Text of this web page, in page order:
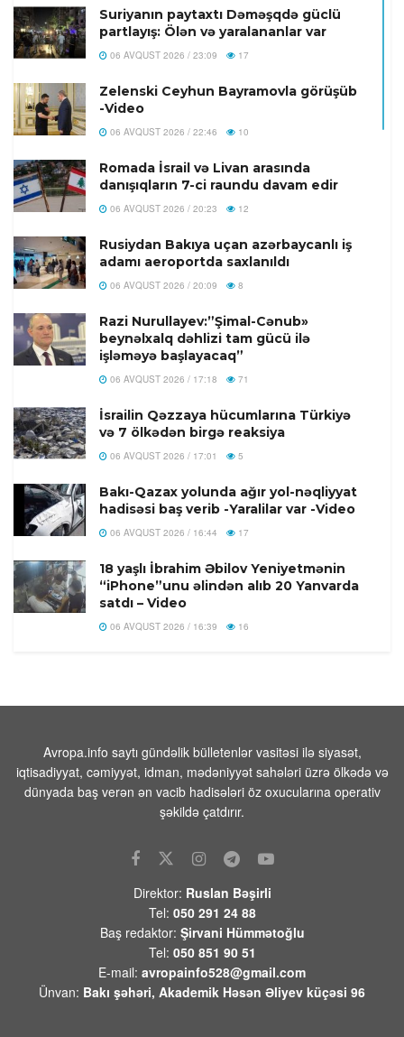
Suriyanın paytaxtı Dəməşqdə güclü
partlayış: Ölən və yaralananlar var
06 AVQUST 2026 / 23:09 17
Zelenski Ceyhun Bayramovla görüşüb
-Video
06 AVQUST 2026 / 22:46 10
Romada İsrail və Livan arasında
danışıqların 7-ci raundu davam edir
06 AVQUST 2026 / 20:23 12
Rusiydan Bakıya uçan azərbaycanlı iş
adamı aeroportda saxlanıldı
06 AVQUST 2026 / 20:09 8
Razi Nurullayev:”Şimal-Cənub»
beynəlxalq dəhlizi tam gücü ilə
işləməyə başlayacaq”
06 AVQUST 2026 / 17:18 71
İsrailin Qəzzaya hücumlarına Türkiyə
və 7 ölkədən birgə reaksiya
06 AVQUST 2026 / 17:01 5
Bakı-Qazax yolunda ağır yol-nəqliyyat
hadisəsi baş verib -Yaralilar var -Video
06 AVQUST 2026 / 16:44 17
18 yaşlı İbrahim Əbilov Yeniyetmənin
“iPhone”unu əlindən alıb 20 Yanvarda
satdı – Video
06 AVQUST 2026 / 16:39 16
Vüqar Dadaşov -Azərbaycan: Qaranlıq
keçmişdən aydınlıq tarixə” kitabına
münasibətim
06 AVQUST 2026 / 13:09 117
Elxan Şahinoğlu:”Kreml Ceyhun
Bayramovun Kiyevdəki görüşlərini də
diqqətlə izləyəcək”
06 AVQUST 2026 / 12:33 8
Behnam Səidi: “Hörmüz boğazı İrana
qarşı təhdidlər bitənə qədər bağlı
qalacaq”
06 AVQUST 2026 / 12:24
Avropa.info saytı gündəlik bülletenlər vasitəsi ilə siyasət,
iqtisadiyyat, cəmiyyət, idman, mədəniyyət sahələri üzrə ölkədə və
dünyada baş verən ən vacib hadisələri öz oxucularına operativ
şəkildə çatdırır.
Direktor: Ruslan Bəşirli
Tel: 050 291 24 88
Baş redaktor: Şirvani Hümmətoğlu
Tel: 050 851 90 51
E-mail: avropainfo528@gmail.com
Ünvan: Bakı şəhəri, Akademik Həsən Əliyev küçəsi 96